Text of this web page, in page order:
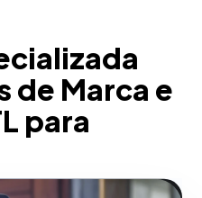
de Marca e
para